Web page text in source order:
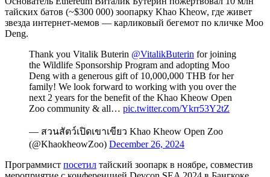
тайских батов (~$300 000) зоопарку Khao Kheow, где живет
звезда интернет-мемов — карликовый бегемот по кличке Moo
Deng.
Thank you Vitalik Buterin @VitalikButerin for joining
the Wildlife Sponsorship Program and adopting Moo
Deng with a generous gift of 10,000,000 THB for her
family! We look forward to working with you over the
next 2 years for the benefit of the Khao Kheow Open
Zoo community & all… pic.twitter.com/Ykrr53Y2tZ
— สวนสัตว์เปิดเขาเขียว Khao Kheow Open Zoo
(@KhaokheowZoo) December 26, 2024
Программист посетил тайский зоопарк в ноябре, совместив